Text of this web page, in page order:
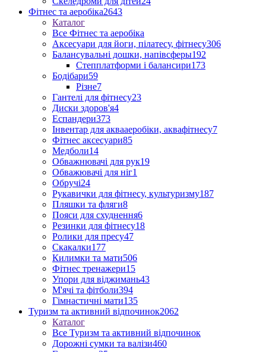
Фітнес та аеробіка2643
Каталог
Все Фітнес та аеробіка
Аксесуари для йоги, пілатесу, фітнесу306
Балансувальні дошки, напівсферы192
Степплатформи і балансири173
Бодібари59
Різне7
Гантелі для фітнесу23
Диски здоров'я4
Еспандери373
Інвентар для аквааеробіки, аквафітнесу7
Фітнес аксесуари85
Медболи14
Обважнювачі для рук19
Обважювачі для ніг1
Обручі24
Рукавички для фітнесу, культуризму187
Пляшки та фляги8
Пояси для схуднення6
Резинки для фітнесу18
Ролики для пресу47
Скакалки177
Килимки та мати506
Фітнес тренажери15
Упори для віджимань43
М'ячі та фітболи394
Гімнастичні мати135
Туризм та активний відпочинок2062
Каталог
Все Туризм та активний відпочинок
Дорожні сумки та валізи460